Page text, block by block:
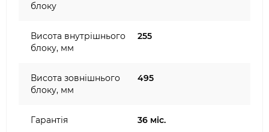
блоку
Висота внутрішнього
блоку, мм
255
Висота зовнішнього
блоку, мм
495
Гарантія 36 міс.